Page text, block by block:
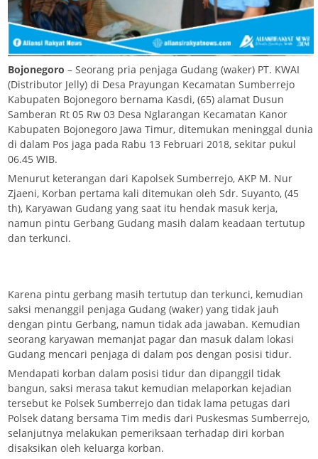
Bojonegoro – Seorang pria penjaga Gudang (waker) PT. KWAI
(Distributor Jelly) di Desa Prayungan Kecamatan Sumberrejo
Kabupaten Bojonegoro bernama Kasdi, (65) alamat Dusun
Samberan Rt 05 Rw 03 Desa Nglarangan Kecamatan Kanor
Kabupaten Bojonegoro Jawa Timur, ditemukan meninggal dunia
di dalam Pos jaga pada Rabu 13 Februari 2018, sekitar pukul
06.45 WIB.
Menurut keterangan dari Kapolsek Sumberrejo, AKP M. Nur
Zjaeni, Korban pertama kali ditemukan oleh Sdr. Suyanto, (45
th), Karyawan Gudang yang saat itu hendak masuk kerja,
namun pintu Gerbang Gudang masih dalam keadaan tertutup
dan terkunci.
Karena pintu gerbang masih tertutup dan terkunci, kemudian
saksi menanggil penjaga Gudang (waker) yang tidak jauh
dengan pintu Gerbang, namun tidak ada jawaban. Kemudian
seorang karyawan memanjat pagar dan masuk dalam lokasi
Gudang mencari penjaga di dalam pos dengan posisi tidur.
Mendapati korban dalam posisi tidur dan dipanggil tidak
bangun, saksi merasa takut kemudian melaporkan kejadian
tersebut ke Polsek Sumberrejo dan tidak lama petugas dari
Polsek datang bersama Tim medis dari Puskesmas Sumberrejo,
selanjutnya melakukan pemeriksaan terhadap diri korban
disaksikan oleh keluarga korban.